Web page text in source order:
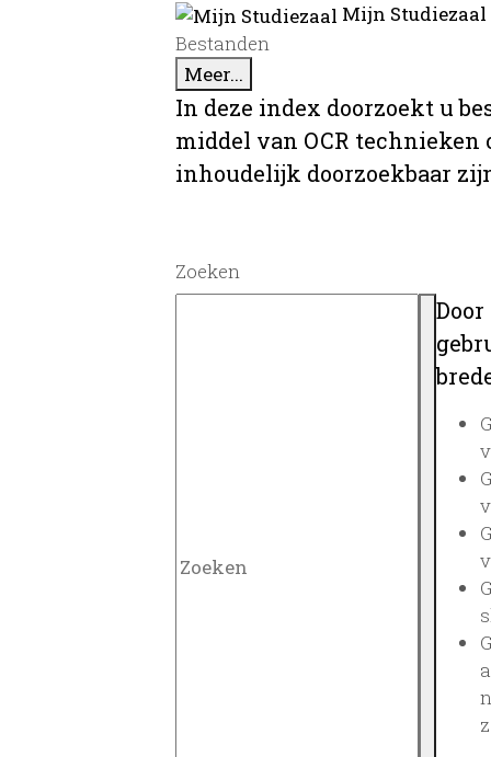
Mijn
Bestanden
Meer...
In deze index doorzoekt u
middel van OCR
inhoudelijk doorzoekbaar
Zoeken